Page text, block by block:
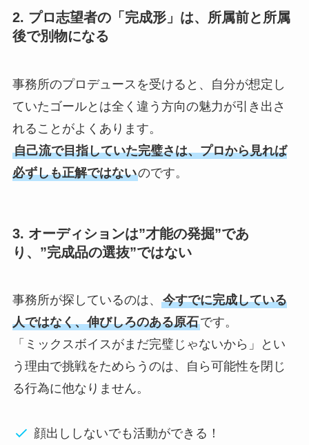
2. プロ志望者の「完成形」は、所属前と所属
後で別物になる
事務所のプロデュースを受けると、自分が想定し
ていたゴールとは全く違う方向の魅力が引き出さ
れることがよくあります。
自己流で目指していた完璧さは、プロから見れば
必ずしも正解ではないのです。
3. オーディションは”才能の発掘”であ
り、”完成品の選抜”ではない
事務所が探しているのは、 今すでに完成している
人ではなく、伸びしろのある原石です。
「ミックスボイスがまだ完璧じゃないから」とい
う理由で挑戦をためらうのは、自ら可能性を閉じ
る行為に他なりません。
顔出ししないでも活動ができる！